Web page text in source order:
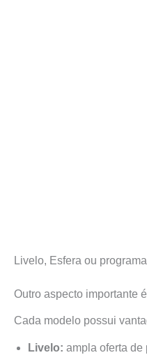
Livelo, Esfera ou
Outro aspecto importante
Cada modelo possui
Livelo: ampla oferta de